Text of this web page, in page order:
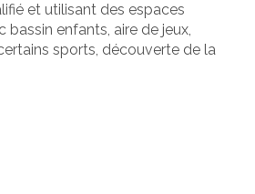
et utilisant des espaces
bassin enfants, aire de jeux,
sports, découverte de la